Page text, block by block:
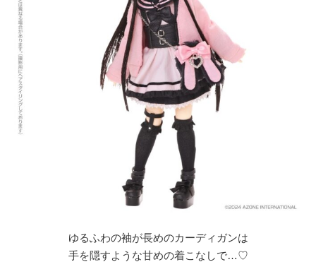
ゆるふわの袖が長めのカーディガンは
手を隠すような甘めの着こなしで…♡